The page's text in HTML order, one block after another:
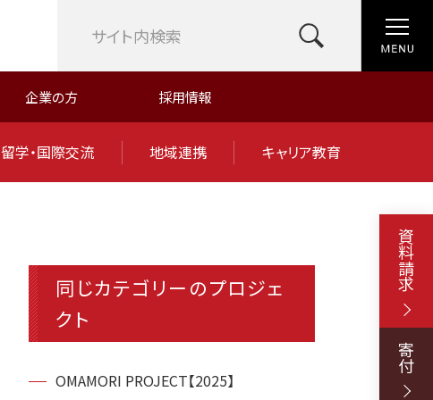
企業の方 採用情報
留学・国際交流 地域連携 キャリア教育
同じカテゴリーのプロジェ
クト
OMAMORI PROJECT【2025】
資料請求
寄付